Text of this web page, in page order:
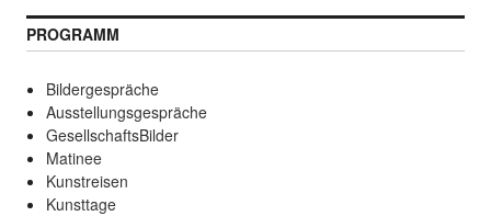
PROGRAMM
Bildergespräche
Ausstellungsgespräche
GesellschaftsBilder
Matinee
Kunstreisen
Kunsttage